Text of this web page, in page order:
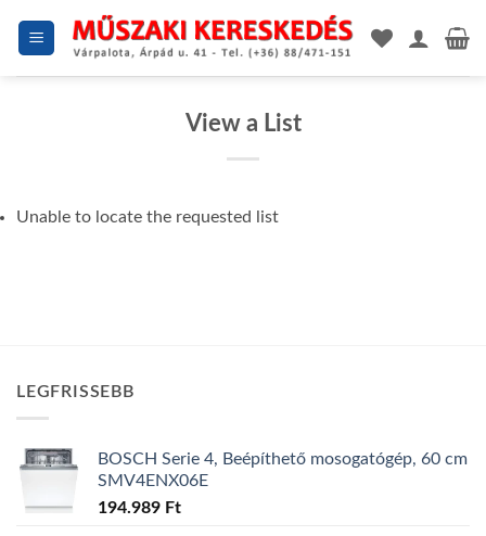
View a List
Unable to locate the requested list
LEGFRISSEBB
BOSCH Serie 4, Beépíthető mosogatógép, 60 cm
SMV4ENX06E
194.989 Ft